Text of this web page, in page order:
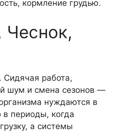
кормление грудью.
Чеснок,
работа,
шум и смена сезонов —
нуждаются в
периоды, когда
а системы